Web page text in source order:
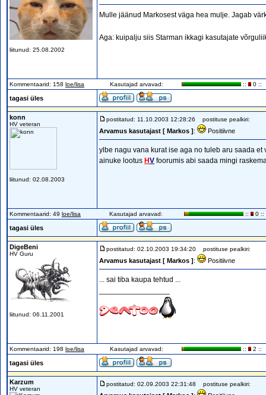
liitunud: 25.08.2002
Mulle jäänud Markosest väga hea mulje. Jagab
Aga: kuipalju siis Starman ikkagi kasutajate
Kommentaarid: 158 loe/lisa Kasutajad arvavad: :: 0 ::
tagasi üles
konn
HV veteran
liitunud: 02.08.2003
postitatud: 11.10.2003 12:28:26 postituse pealkiri:
Arvamus kasutajast [ Markos ]: Positiivne
ylbe nagu vana kurat ise aga no tuleb aru saada
ainuke lootus HV foorumis abi saada mingi
Kommentaarid: 49 loe/lisa Kasutajad arvavad: :: 0 ::
tagasi üles
DigeBeni
HV Guru
liitunud: 06.11.2001
postitatud: 02.10.2003 19:34:20 postituse pealkiri:
Arvamus kasutajast [ Markos ]: Positiivne
... sai tiba kaupa tehtud ...
Kommentaarid: 198 loe/lisa Kasutajad arvavad: :: 2 ::
tagasi üles
Karzum
HV veteran
postitatud: 02.09.2003 22:31:48 postituse pealkiri: